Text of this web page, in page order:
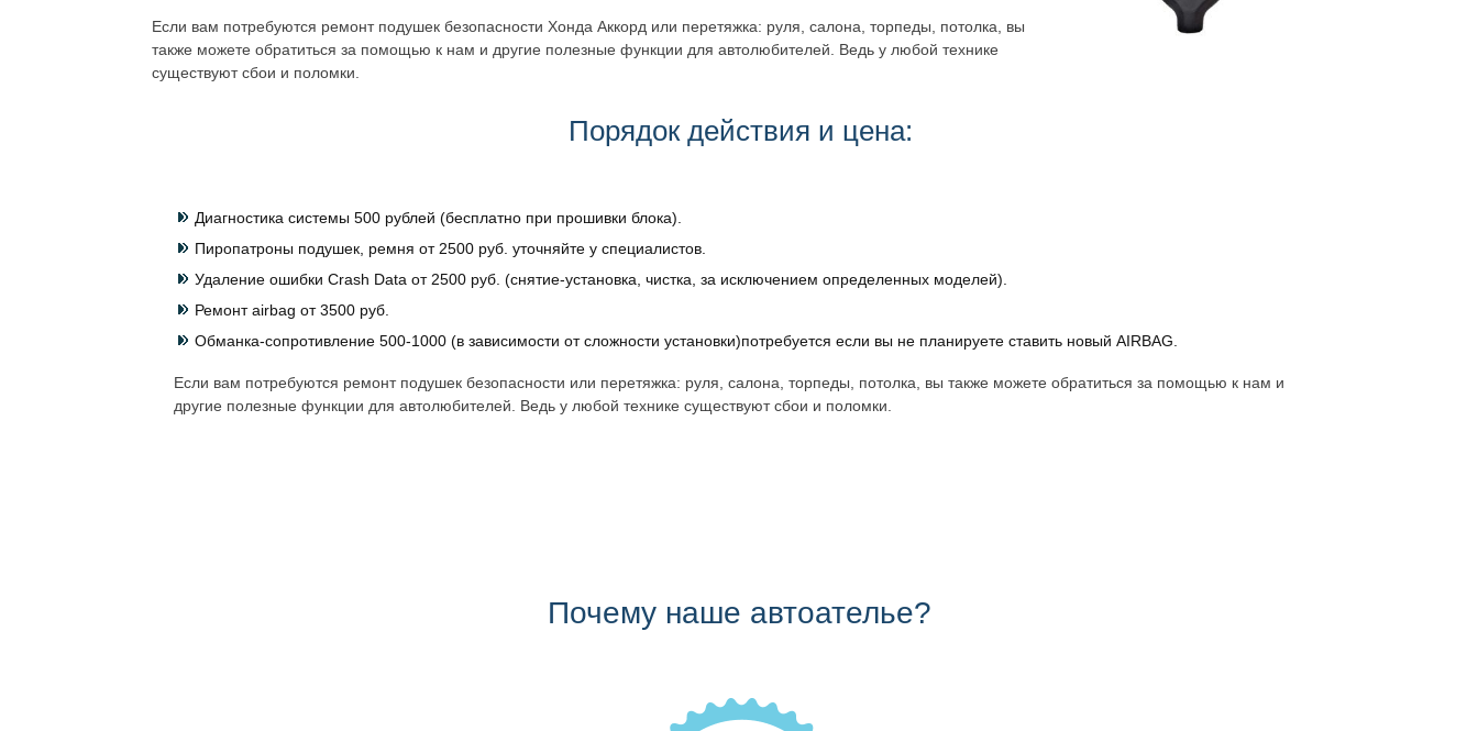
Если вам потребуются ремонт подушек безопасности Хонда Аккорд или перетяжка: руля, салона, торпеды, потолка, вы
также можете обратиться за помощью к нам и другие полезные функции для автолюбителей. Ведь у любой технике
существуют сбои и поломки.
Порядок действия и цена:
Диагностика системы 500 рублей (бесплатно при прошивки блока).
Пиропатроны подушек, ремня от 2500 руб. уточняйте у специалистов.
Удаление ошибки Crash Data от 2500 руб. (снятие-установка, чистка, за исключением определенных моделей).
Ремонт airbag от 3500 руб.
Обманка-сопротивление 500-1000 (в зависимости от сложности установки)потребуется если вы не планируете ставить новый AIRBAG.
Если вам потребуются ремонт подушек безопасности или перетяжка: руля, салона, торпеды, потолка, вы также можете обратиться за помощью к нам и
другие полезные функции для автолюбителей. Ведь у любой технике существуют сбои и поломки.
Почему наше автоателье?